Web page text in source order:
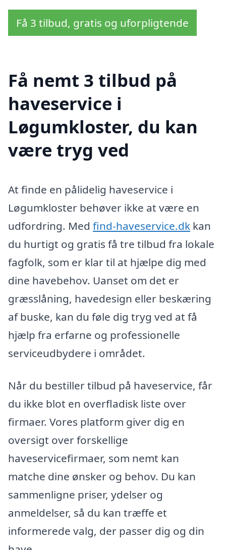
Få 3 tilbud, gratis og uforpligtende
Få nemt 3 tilbud på
haveservice i
Løgumkloster, du kan
være tryg ved
At finde en pålidelig haveservice i
Løgumkloster behøver ikke at være en
udfordring. Med find-haveservice.dk kan
du hurtigt og gratis få tre tilbud fra lokale
fagfolk, som er klar til at hjælpe dig med
dine havebehov. Uanset om det er
græsslåning, havedesign eller beskæring
af buske, kan du føle dig tryg ved at få
hjælp fra erfarne og professionelle
serviceudbydere i området.
Når du bestiller tilbud på haveservice, får
du ikke blot en overfladisk liste over
firmaer. Vores platform giver dig en
oversigt over forskellige
haveservicefirmaer, som nemt kan
matche dine ønsker og behov. Du kan
sammenligne priser, ydelser og
anmeldelser, så du kan træffe et
informerede valg, der passer dig og din